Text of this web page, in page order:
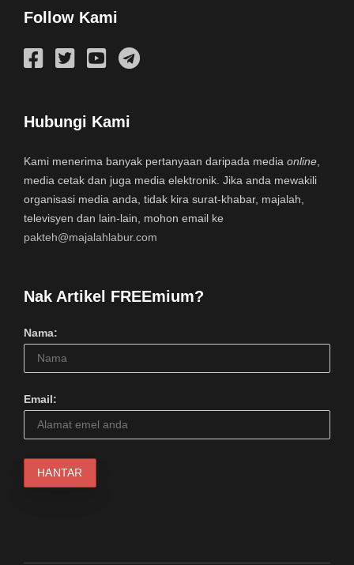
Follow Kami
Hubungi Kami
Kami menerima banyak pertanyaan daripada media online
media cetak dan juga media elektronik. Jika anda mewakili
organisasi media anda, tidak kira surat-khabar, majalah,
televisyen dan lain-lain, mohon email ke
pakteh@majalahlabur.com
Nak Artikel FREEmium?
Nama:
Email: